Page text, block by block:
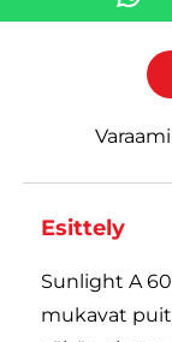
Esittely
Sunlight A
mukavat